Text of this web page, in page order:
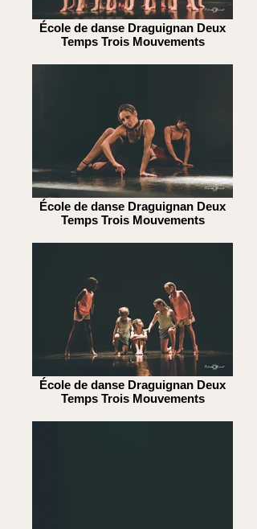
École de danse Draguignan Deux
Temps Trois Mouvements
École de danse Draguignan Deux
Temps Trois Mouvements
École de danse Draguignan Deux
Temps Trois Mouvements